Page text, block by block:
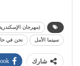
(مهرجان
سينما الأمل نحن في
شارك